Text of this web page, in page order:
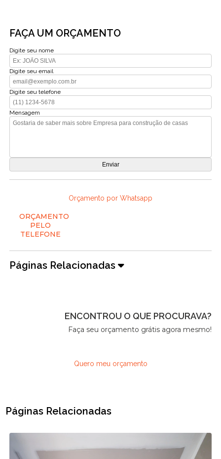
FAÇA UM ORÇAMENTO
Digite seu nome
Digite seu email
Digite seu telefone
Mensagem
Orçamento por Whatsapp
ORÇAMENTO
PELO
TELEFONE
Páginas Relacionadas
ENCONTROU O QUE PROCURAVA?
Faça seu orçamento grátis agora mesmo!
Quero meu orçamento
Páginas Relacionadas